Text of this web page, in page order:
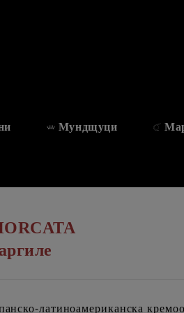
Мундщуци
латиноамериканска